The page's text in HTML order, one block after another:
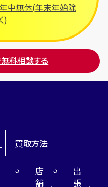
年中無休(年末年始除
)
料相談する
買取方法
店
舗
出
張